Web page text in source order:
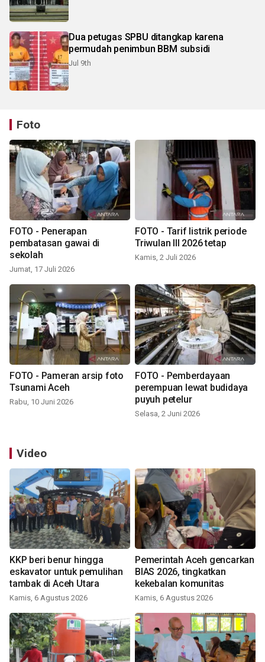
Dua petugas SPBU ditangkap karena
permudah penimbun BBM subsidi
Jul 9th
Foto
FOTO - Penerapan
pembatasan gawai di
sekolah
Jumat, 17 Juli 2026
FOTO - Tarif listrik periode
Triwulan III 2026 tetap
Kamis, 2 Juli 2026
FOTO - Pameran arsip foto
Tsunami Aceh
Rabu, 10 Juni 2026
FOTO - Pemberdayaan
perempuan lewat budidaya
puyuh petelur
Selasa, 2 Juni 2026
Video
KKP beri benur hingga
eskavator untuk pemulihan
tambak di Aceh Utara
Kamis, 6 Agustus 2026
Pemerintah Aceh gencarkan
BIAS 2026, tingkatkan
kekebalan komunitas
Kamis, 6 Agustus 2026